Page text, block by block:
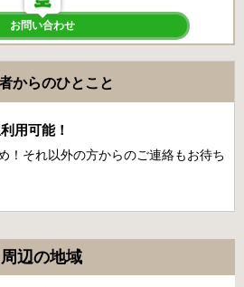
お問い合わせ
からのひとこと
用可能！
！それ以外の方からのご連絡もお待ち
周辺の地域